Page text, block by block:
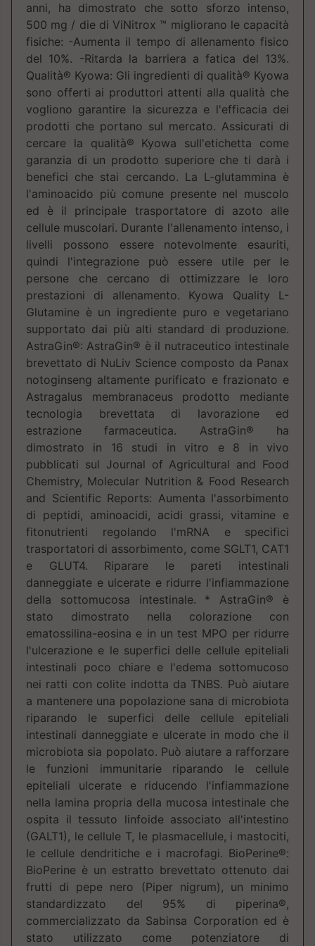
anni, ha dimostrato che sotto sforzo intenso,
500 mg / die di ViNitrox ™ migliorano le capacità
fisiche: -Aumenta il tempo di allenamento fisico
del 10%. -Ritarda la barriera a fatica del 13%.
Qualità® Kyowa: Gli ingredienti di qualità® Kyowa
sono offerti ai produttori attenti alla qualità che
vogliono garantire la sicurezza e l'efficacia dei
prodotti che portano sul mercato. Assicurati di
cercare la qualità® Kyowa sull'etichetta come
garanzia di un prodotto superiore che ti darà i
benefici che stai cercando. La L-glutammina è
l'aminoacido più comune presente nel muscolo
ed è il principale trasportatore di azoto alle
cellule muscolari. Durante l'allenamento intenso, i
livelli possono essere notevolmente esauriti,
quindi l'integrazione può essere utile per le
persone che cercano di ottimizzare le loro
prestazioni di allenamento. Kyowa Quality L-
Glutamine è un ingrediente puro e vegetariano
supportato dai più alti standard di produzione.
AstraGin®: AstraGin® è il nutraceutico intestinale
brevettato di NuLiv Science composto da Panax
notoginseng altamente purificato e frazionato e
Astragalus membranaceus prodotto mediante
tecnologia brevettata di lavorazione ed
estrazione farmaceutica. AstraGin® ha
dimostrato in 16 studi in vitro e 8 in vivo
pubblicati sul Journal of Agricultural and Food
Chemistry, Molecular Nutrition & Food Research
and Scientific Reports: Aumenta l'assorbimento
di peptidi, aminoacidi, acidi grassi, vitamine e
fitonutrienti regolando l'mRNA e specifici
trasportatori di assorbimento, come SGLT1, CAT1
e GLUT4. Riparare le pareti intestinali
danneggiate e ulcerate e ridurre l'infiammazione
della sottomucosa intestinale. * AstraGin® è
stato dimostrato nella colorazione con
ematossilina-eosina e in un test MPO per ridurre
l'ulcerazione e le superfici delle cellule epiteliali
intestinali poco chiare e l'edema sottomucoso
nei ratti con colite indotta da TNBS. Può aiutare
a mantenere una popolazione sana di microbiota
riparando le superfici delle cellule epiteliali
intestinali danneggiate e ulcerate in modo che il
microbiota sia popolato. Può aiutare a rafforzare
le funzioni immunitarie riparando le cellule
epiteliali ulcerate e riducendo l'infiammazione
nella lamina propria della mucosa intestinale che
ospita il tessuto linfoide associato all'intestino
(GALT1), le cellule T, le plasmacellule, i mastociti,
le cellule dendritiche e i macrofagi. BioPerine®:
BioPerine è un estratto brevettato ottenuto dai
frutti di pepe nero (Piper nigrum), un minimo
standardizzato del 95% di piperina®,
commercializzato da Sabinsa Corporation ed è
stato utilizzato come potenziatore di